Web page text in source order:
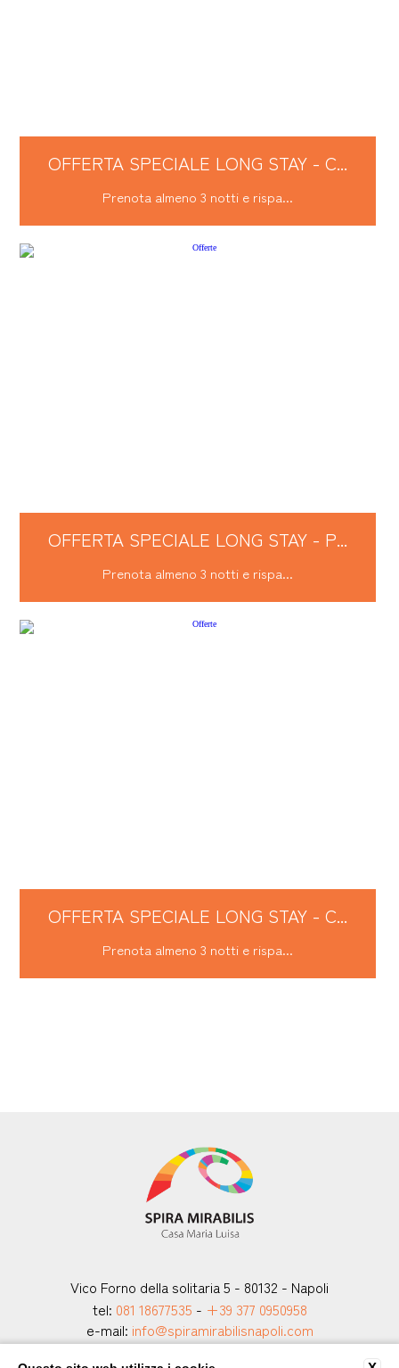
OFFERTA SPECIALE LONG STAY - C...
Prenota almeno 3 notti e rispa...
OFFERTA SPECIALE LONG STAY - P...
Prenota almeno 3 notti e rispa...
OFFERTA SPECIALE LONG STAY - C...
Prenota almeno 3 notti e rispa...
Vico Forno della solitaria 5 - 80132 - Napoli
tel: 081 18677535 - +39 377 0950958
e-mail: info@spiramirabilisnapoli.com
P.Iva: 80040820633